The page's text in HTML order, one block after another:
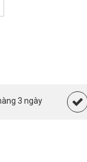
3 ngày